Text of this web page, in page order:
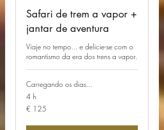
Safari de trem a vapor +
jantar de aventura
Viaje no tempo... e delicie-se com o
romantismo da era dos trens a vapor.
Carregando os dias...
4 h
125
Euros
€ 125